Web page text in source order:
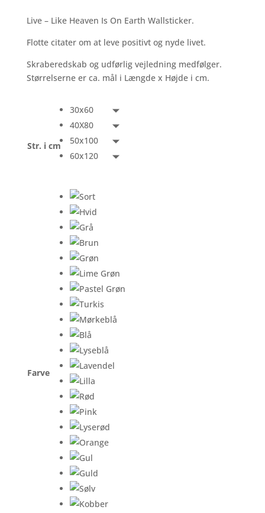
Live – Like Heaven Is On Earth Wallsticker.
Flotte citater om at leve positivt og nyde livet.
Skraberedskab og udførlig vejledning medfølger.
Størrelserne er ca. mål i Længde x Højde i cm.
Str. i cm
30x60
40X80
50x100
60x120
Farve